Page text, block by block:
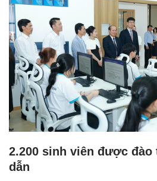
2.200 sinh viên được đào
dẫn